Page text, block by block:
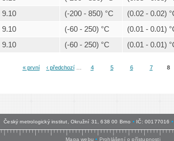
9.10
(-200 - 850) °C (0.02 - 0.02)
9.10
(-60 - 250) °C (0.01 - 0.01)
9.10
(-60 - 250) °C (0.01 - 0.01)
« první ‹ předchozí 4 5 6 7 8
Český metrologický institut, Okružní 31, 638 00 Brno • IČ: 00177016 •
Mapa webu • Prohlášení o přístupnosti